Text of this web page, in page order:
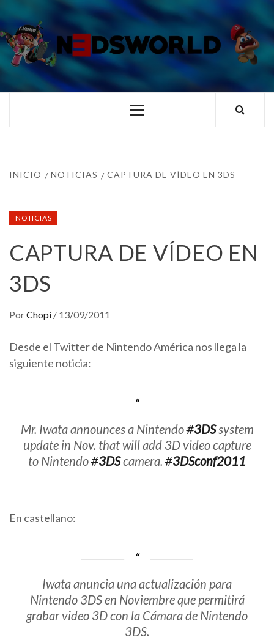
al
contenido
TUS ESPECIALISTAS EN NINTENDO
Menú
INICIO NOTICIAS CAPTURA DE VÍDEO EN 3DS
NOTICIAS
CAPTURA DE VÍDEO EN
3DS
PorChopi / 13/09/2011
Desde el Twitter de Nintendo América nos llega la
siguiente noticia:
Mr. Iwata announces a Nintendo#3DSsystem
update in Nov. that will add 3D video capture
to Nintendo#3DScamera. #3DSconf2011
En castellano:
Iwata anuncia una actualización para
Nintendo 3DS en Noviembre que permitirá
grabar video 3D con la Cámara de Nintendo
3DS.